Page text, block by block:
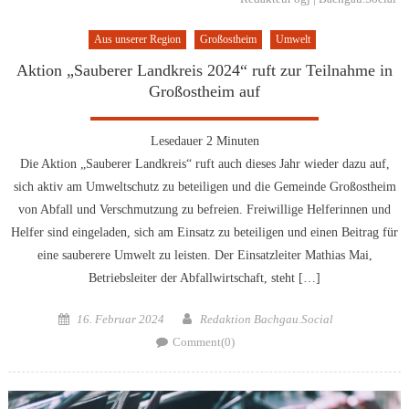
Aus unserer Region Großostheim Umwelt
Aktion „Sauberer Landkreis 2024“ ruft zur Teilnahme in
Großostheim auf
Lesedauer 2 Minuten
Die Aktion „Sauberer Landkreis“ ruft auch dieses Jahr wieder dazu auf,
sich aktiv am Umweltschutz zu beteiligen und die Gemeinde Großostheim
von Abfall und Verschmutzung zu befreien. Freiwillige Helferinnen und
Helfer sind eingeladen, sich am Einsatz zu beteiligen und einen Beitrag für
eine sauberere Umwelt zu leisten. Der Einsatzleiter Mathias Mai,
Betriebsleiter der Abfallwirtschaft, steht […]
Posted
16. Februar 2024 Author
Redaktion Bachgau.Social
Comment(0)